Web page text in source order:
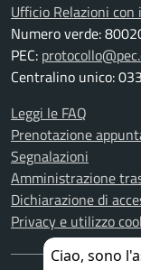
Ufficio Relazioni con
Numero verde:
PEC:
Centralino unico:
Leggi le FAQ
Prenotazione
Segnalazioni
Amministrazione
Dichiarazione di
Privacy e utilizzo